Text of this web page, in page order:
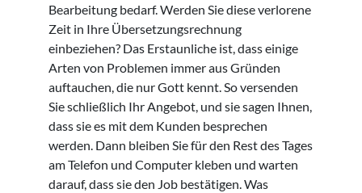
Bearbeitung bedarf. Werden Sie diese verlorene
Zeit in Ihre Übersetzungsrechnung
einbeziehen? Das Erstaunliche ist, dass einige
Arten von Problemen immer aus Gründen
auftauchen, die nur Gott kennt. So versenden
Sie schließlich Ihr Angebot, und sie sagen Ihnen,
dass sie es mit dem Kunden besprechen
werden. Dann bleiben Sie für den Rest des Tages
am Telefon und Computer kleben und warten
darauf, dass sie den Job bestätigen. Was